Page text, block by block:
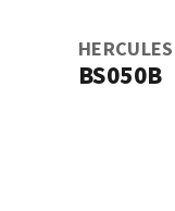
HERCULES
BS050B